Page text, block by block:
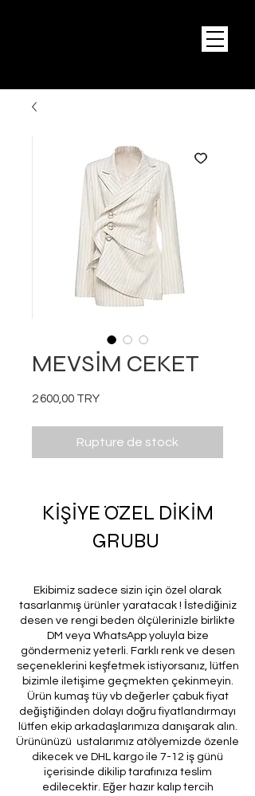
MEVSİM CEKET
2 600,00 TRYPrix
Rupture de stock
KİŞİYE ÖZEL DİKİM
GRUBU
Ekibimiz sadece sizin için özel olarak
tasarlanmış ürünler yaratacak ! İstediğiniz
desen ve rengi beden ölçülerinizle birlikte
DM veya WhatsApp yoluyla bize
göndermeniz yeterli. Farklı renk ve desen
seçeneklerini keşfetmek istiyorsanız, lütfen
bizimle iletişime geçmekten çekinmeyin.
Ürün kumaş tüy vb değerler çabuk fiyat
değiştiğinden dolayı doğru fiyatlandırmayı
lütfen ekip arkadaşlarımıza danışarak alın.
Ürününüzü ustalarımız atölyemizde özenle
dikecek ve DHL kargo ile 7-12 iş günü
içerisinde dikilip tarafınıza teslim
edilecektir. Eğer hazır kalıp tercih